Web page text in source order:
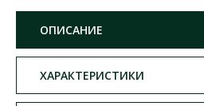
ОПИСАНИЕ
ХАРАКТЕРИСТИКИ